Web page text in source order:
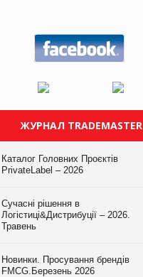
ЖУРНАЛ TRADEMASTER
Каталог Головних Проєктів
PrivateLabel – 2026
Сучасні рішення в
Логістиці&Дистрибуції – 2026.
Травень
Новинки. Просування брендів
FMCG.Березень 2026